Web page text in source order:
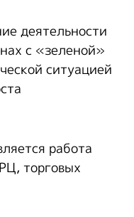
деятельности
с «зеленой»
ситуацией
работа
торговых